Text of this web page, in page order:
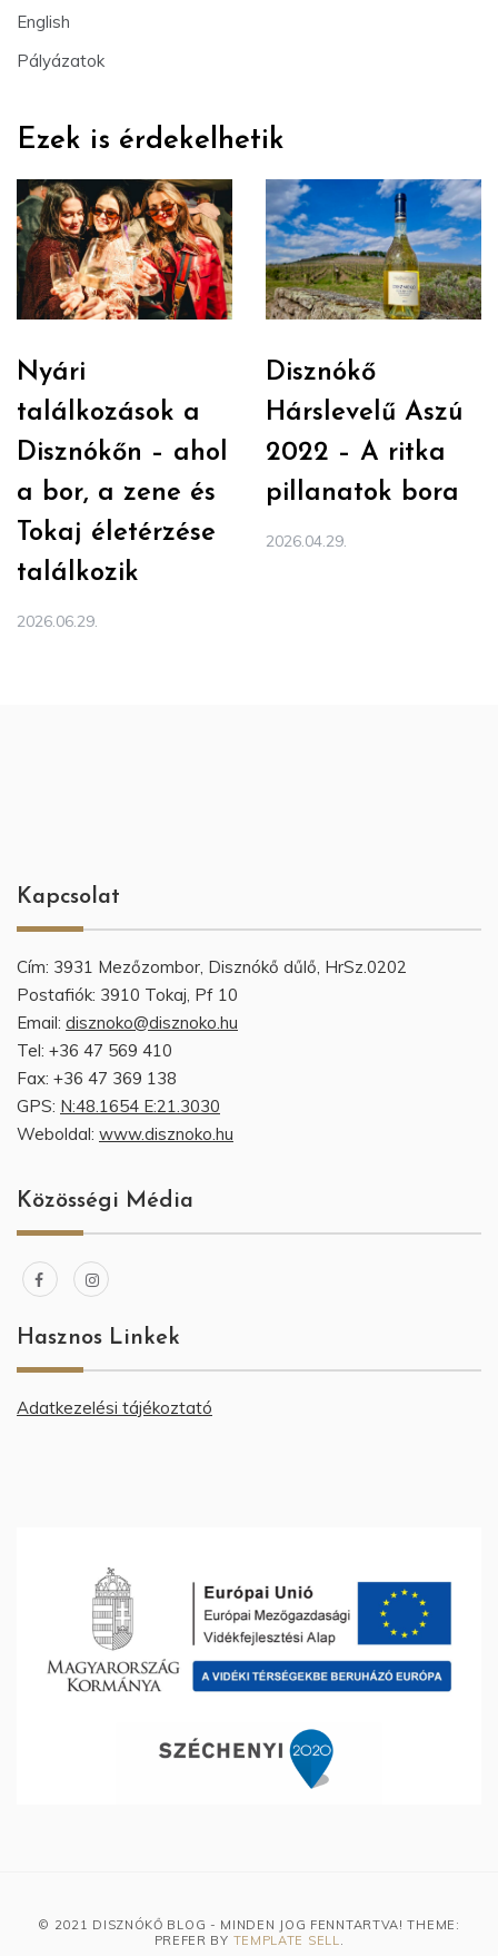
English
Pályázatok
Ezek is érdekelhetik
Nyári
találkozások a
Disznókőn – ahol
a bor, a zene és
Tokaj életérzése
találkozik
2026.06.29.
Disznókő
Hárslevelű Aszú
2022 – A ritka
pillanatok bora
2026.04.29.
Kapcsolat
Cím: 3931 Mezőzombor, Disznókő dűlő, HrSz.0202
Postafiók: 3910 Tokaj, Pf 10
Email: disznoko@disznoko.hu
Tel: +36 47 569 410
Fax: +36 47 369 138
GPS: N:48.1654 E:21.3030
Weboldal: www.disznoko.hu
Közösségi Média
Hasznos Linkek
Adatkezelési tájékoztató
© 2021 DISZNÓKŐ BLOG - MINDEN JOG FENNTARTVA! THEME:
PREFER BY TEMPLATE SELL